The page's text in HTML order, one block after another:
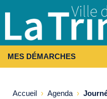
MES DÉMARCHES
Accueil › Agenda ›